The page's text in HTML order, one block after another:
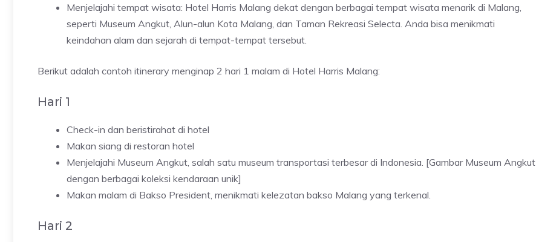
Menjelajahi tempat wisata: Hotel Harris Malang dekat dengan berbagai tempat wisata menarik di Malang,
seperti Museum Angkut, Alun-alun Kota Malang, dan Taman Rekreasi Selecta. Anda bisa menikmati
keindahan alam dan sejarah di tempat-tempat tersebut.
Berikut adalah contoh itinerary menginap 2 hari 1 malam di Hotel Harris Malang:
Hari 1
Check-in dan beristirahat di hotel
Makan siang di restoran hotel
Menjelajahi Museum Angkut, salah satu museum transportasi terbesar di Indonesia. [Gambar Museum Angkut
dengan berbagai koleksi kendaraan unik]
Makan malam di Bakso President, menikmati kelezatan bakso Malang yang terkenal.
Hari 2